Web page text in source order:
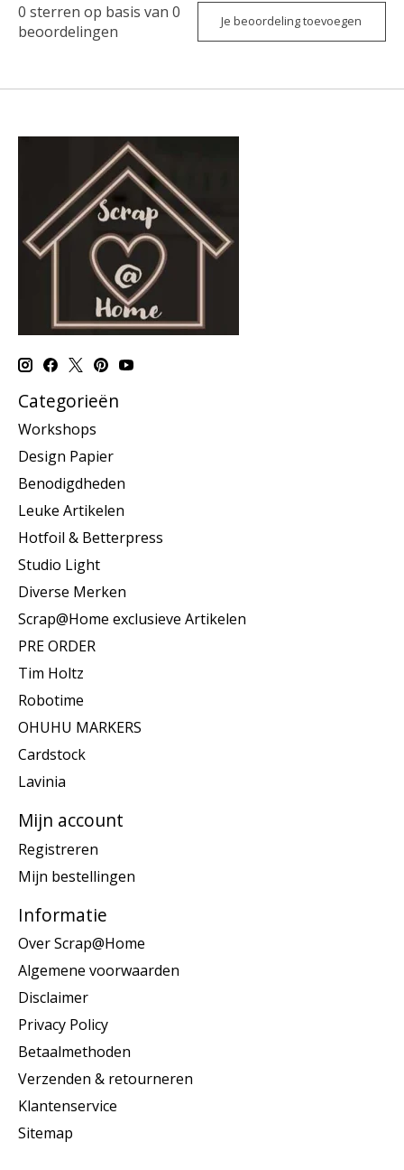
0 sterren op basis van 0
beoordelingen
Je beoordeling toevoegen
Categorieën
Workshops
Design Papier
Benodigdheden
Leuke Artikelen
Hotfoil & Betterpress
Studio Light
Diverse Merken
Scrap@Home exclusieve Artikelen
PRE ORDER
Tim Holtz
Robotime
OHUHU MARKERS
Cardstock
Lavinia
Mijn account
Registreren
Mijn bestellingen
Informatie
Over Scrap@Home
Algemene voorwaarden
Disclaimer
Privacy Policy
Betaalmethoden
Verzenden & retourneren
Klantenservice
Sitemap